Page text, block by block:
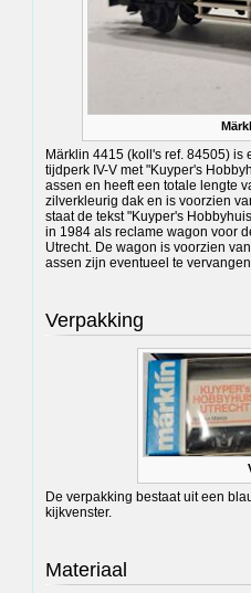
Märklin 4415 (koll's ref. 84505)
tijdperk IV-V met "Kuyper's
assen en heeft een totale lengte
zilverkleurig dak en is voorzien
staat de tekst "Kuyper's
in 1984 als reclame wagon voor
Utrecht. De wagon is voorzien
assen zijn eventueel te
Verpakking
De verpakking bestaat uit een
kijkvenster.
Materiaal